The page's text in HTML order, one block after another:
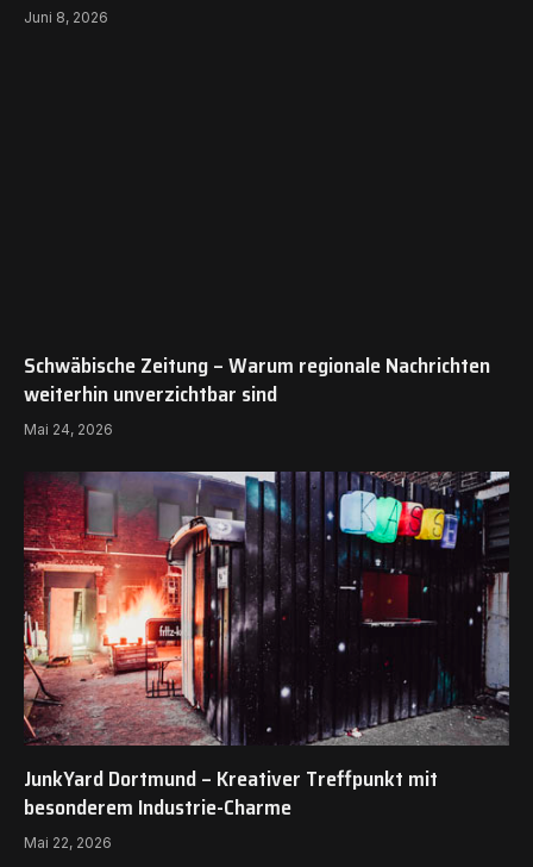
Juni 8, 2026
Schwäbische Zeitung – Warum regionale Nachrichten
weiterhin unverzichtbar sind
Mai 24, 2026
JunkYard Dortmund – Kreativer Treffpunkt mit
besonderem Industrie-Charme
Mai 22, 2026